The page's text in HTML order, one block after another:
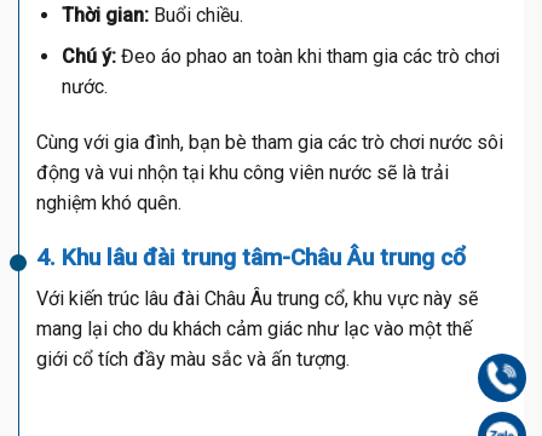
Thời gian:Buổi chiều.
Chú ý:Đeo áo phao an toàn khi tham gia các trò chơi
nước.
Cùng với gia đình, bạn bè tham gia các trò chơi nước sôi
động và vui nhộn tại khu công viên nước sẽ là trải
nghiệm khó quên.
4. Khu lâu đài trung tâm-Châu Âu trung cổ
Với kiến trúc lâu đài Châu Âu trung cổ, khu vực này sẽ
mang lại cho du khách cảm giác như lạc vào một thế
giới cổ tích đầy màu sắc và ấn tượng.